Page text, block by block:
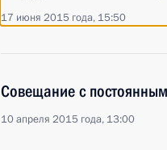
17 июня 2015 года, 15:50
Совещание с
10 апреля 2015 года, 13:00